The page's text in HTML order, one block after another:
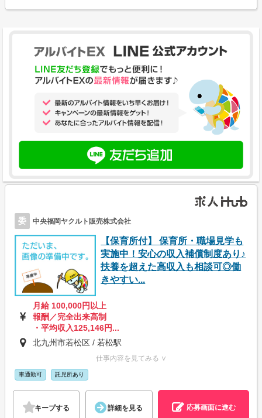
委 中央福岡ヤクルト販売株式会社
【保育所付】 保育所・職場見学も
実施中！安心の収入補償制度あり♪
扶養を超えた高収入も相談可◎働
きやすい...
月給 100,000円以上
報酬／完全出来高制
・平均収入125,146円...
北九州市若松区 / 若松駅
仕事内容を見てみる ∨
車通勤可 託児所あり
キープする 詳細を見る 応募画面に進む